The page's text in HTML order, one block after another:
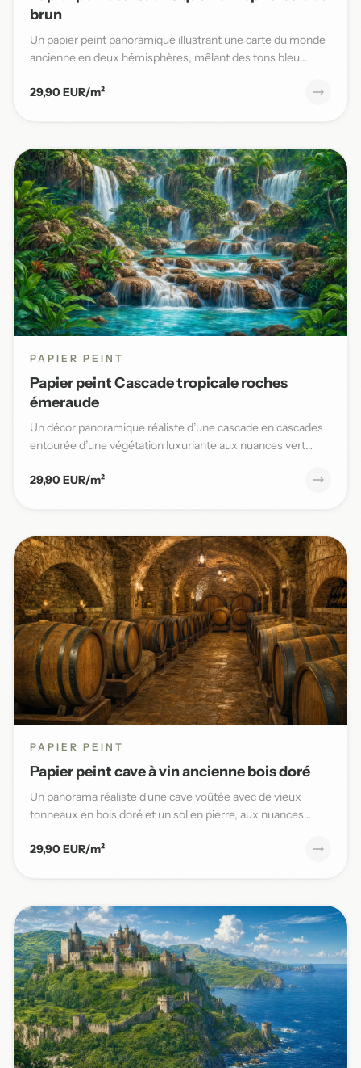
brun
Un papier peint panoramique illustrant une carte du monde
ancienne en deux hémisphères, mêlant des tons bleu
29,90 EUR/m²
PAPIER PEINT
Papier peint Cascade tropicale roches
émeraude
Un décor panoramique réaliste d’une cascade en cascades
entourée d’une végétation luxuriante aux nuances vert
29,90 EUR/m²
PAPIER PEINT
Papier peint cave à vin ancienne bois doré
Un panorama réaliste d'une cave voûtée avec de vieux
tonneaux en bois doré et un sol en pierre, aux nuances
29,90 EUR/m²